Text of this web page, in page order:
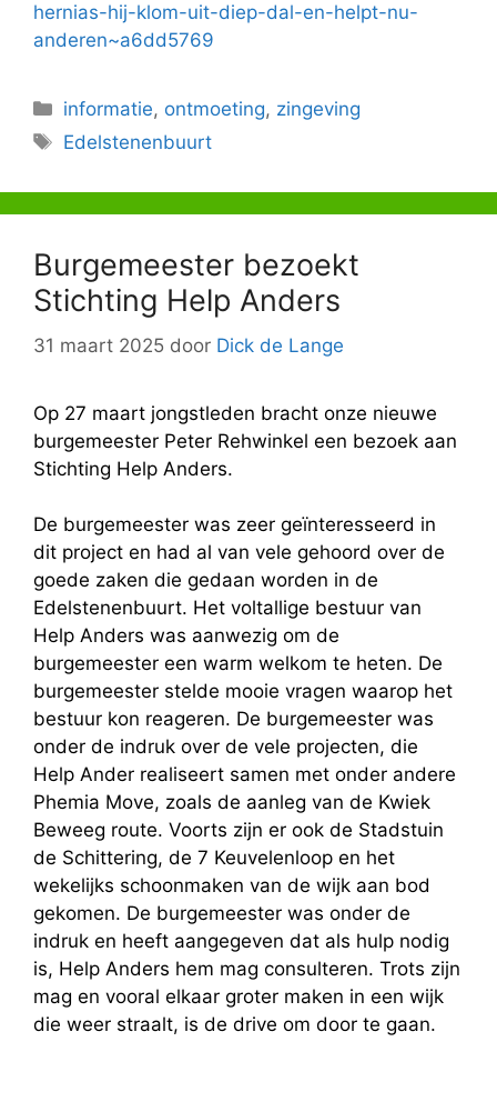
hernias-hij-klom-uit-diep-dal-en-helpt-nu-
anderen~a6dd5769
Categorieën
informatie, ontmoeting, zingeving
Tags
Edelstenenbuurt
Burgemeester bezoekt
Stichting Help Anders
31 maart 2025 door Dick de Lange
Op 27 maart jongstleden bracht onze nieuwe
burgemeester Peter Rehwinkel een bezoek aan
Stichting Help Anders.
De burgemeester was zeer geïnteresseerd in
dit project en had al van vele gehoord over de
goede zaken die gedaan worden in de
Edelstenenbuurt. Het voltallige bestuur van
Help Anders was aanwezig om de
burgemeester een warm welkom te heten. De
burgemeester stelde mooie vragen waarop het
bestuur kon reageren. De burgemeester was
onder de indruk over de vele projecten, die
Help Ander realiseert samen met onder andere
Phemia Move, zoals de aanleg van de Kwiek
Beweeg route. Voorts zijn er ook de Stadstuin
de Schittering, de 7 Keuvelenloop en het
wekelijks schoonmaken van de wijk aan bod
gekomen. De burgemeester was onder de
indruk en heeft aangegeven dat als hulp nodig
is, Help Anders hem mag consulteren. Trots zijn
mag en vooral elkaar groter maken in een wijk
die weer straalt, is de drive om door te gaan.